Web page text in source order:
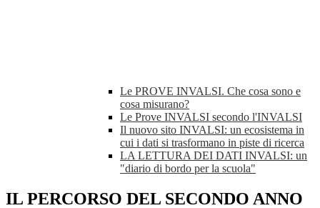
Le PROVE INVALSI. Che cosa sono e
cosa misurano?
Le Prove INVALSI secondo l'INVALSI
Il nuovo sito INVALSI: un ecosistema in
cui i dati si trasformano in piste di ricerca
LA LETTURA DEI DATI INVALSI: un
"diario di bordo per la scuola"
IL PERCORSO DEL SECONDO ANNO